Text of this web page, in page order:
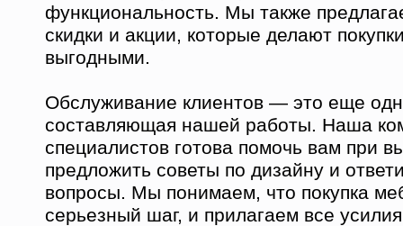
функциональность. Мы также
скидки и акции, которые делают
выгодными.
Обслуживание клиентов — это еще
составляющая нашей работы. Наша
специалистов готова помочь вам при
предложить советы по дизайну и
вопросы. Мы понимаем, что покупка
серьезный шаг, и прилагаем все